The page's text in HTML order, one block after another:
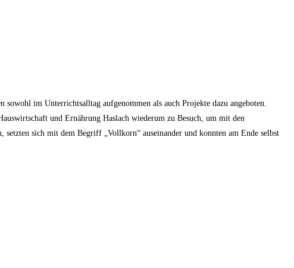
im Unterrichtsalltag aufgenommen als auch Projekte dazu angeboten.
und Ernährung Haslach wiederum zu Besuch, um mit den
sich mit dem Begriff „Vollkorn“ auseinander und konnten am Ende selbst